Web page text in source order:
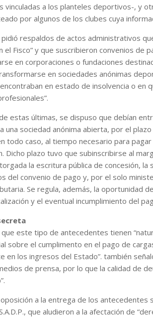
a los planteles deportivos-, y
por algunos de los clubes cuya
respaldos de actos administrativos
Fisco” y que suscribieron convenios de
en corporaciones o fundaciones
en sociedades anónimas
en estado de insolvencia o en
estas últimas, se dispuso que debían
sociedad anónima abierta, por el
todo caso, al tiempo necesario para
Dicho plazo tuvo que subinscribirse al
la escritura pública de concesión, la
del convenio de pago y, por el solo
Se regula, además, la oportunidad
y el eventual incumplimiento del
este tipo de antecedentes tienen
sobre el cumplimento en el pago de
en los ingresos del Estado”. también
de prensa, por lo que la calidad de
a la entrega de los antecedentes
que aludieron a la afectación de